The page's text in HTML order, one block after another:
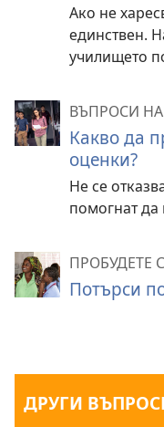
Ако не
единствен.
училището
ВЪПРОСИ
Какво да
оценки?
Не се
помогнат
ПРОБУДЕТЕ
Потърси
ДРУГИ